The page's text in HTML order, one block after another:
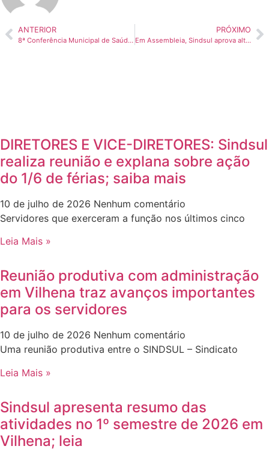
ANTERIOR
8ª Conferência Municipal de Saúde começa na quarta-feira em Vilhena; diretoria do Sindsul irá participar do evento
PRÓXIMO
Em Assembleia, Sindsul aprova alterações no Estatuto e decide por não aderir à greve nacional
DIRETORES E VICE-DIRETORES: Sindsul
realiza reunião e explana sobre ação
do 1/6 de férias; saiba mais
10 de julho de 2026 Nenhum comentário
Servidores que exerceram a função nos últimos cinco
Leia Mais »
Reunião produtiva com administração
em Vilhena traz avanços importantes
para os servidores
10 de julho de 2026 Nenhum comentário
Uma reunião produtiva entre o SINDSUL – Sindicato
Leia Mais »
Sindsul apresenta resumo das
atividades no 1º semestre de 2026 em
Vilhena; leia